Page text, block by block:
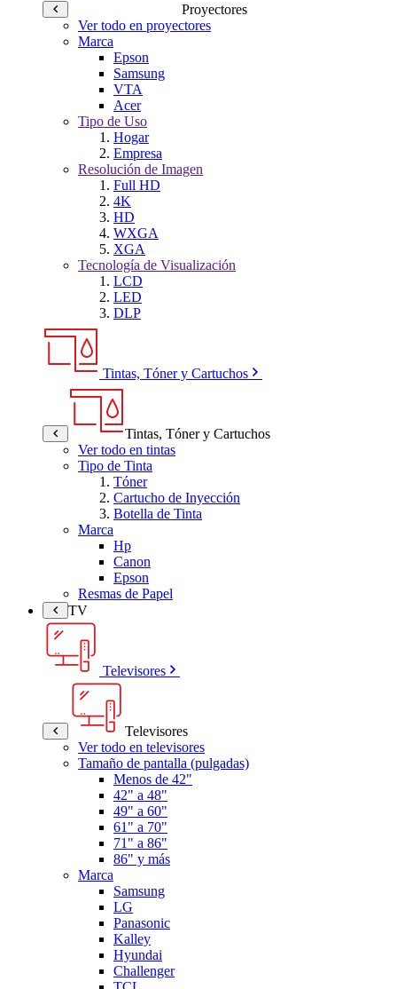
Proyectores
Ver todo en proyectores
Marca
Epson
Samsung
VTA
Acer
Tipo de Uso
Hogar
Empresa
Resolución de Imagen
Full HD
4K
HD
WXGA
XGA
Tecnología de Visualización
LCD
LED
DLP
Tintas, Tóner y Cartuchos
Tintas, Tóner y Cartuchos
Ver todo en tintas
Tipo de Tinta
Tóner
Cartucho de Inyección
Botella de Tinta
Marca
Hp
Canon
Epson
Resmas de Papel
TV
Televisores
Televisores
Ver todo en televisores
Tamaño de pantalla (pulgadas)
Menos de 42"
42" a 48"
49" a 60"
61" a 70"
71" a 86"
86" y más
Marca
Samsung
LG
Panasonic
Kalley
Hyundai
Challenger